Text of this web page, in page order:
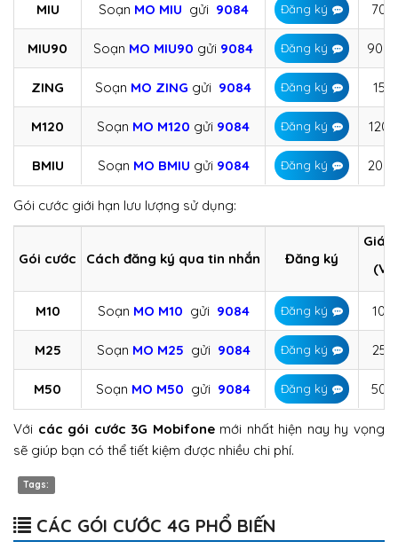
MIU Soạn MO MIU gửi 9084 Đăng ký
MIU90 Soạn MO MIU90 gửi 9084 Đăng ký
ZING Soạn MO ZING gửi 9084 Đăng ký
M120 Soạn MO M120 gửi 9084 Đăng ký
BMIU Soạn MO BMIU gửi 9084 Đăng ký
Gói cước giới hạn lưu lượng sử dụng:
Gói cước Cách đăng ký qua tin nhắn Đăng ký
Giá
M10 Soạn MO M10 gửi 9084 Đăng ký
M25 Soạn MO M25 gửi 9084 Đăng ký
M50 Soạn MO M50 gửi 9084 Đăng ký
Với các gói cước 3G Mobifonemới nhất hiện nay hy vọng
sẽ giúp bạn có thể tiết kiệm được nhiều chi phí.
Tags:
CÁC GÓI CƯỚC 4G PHỔ BIẾN